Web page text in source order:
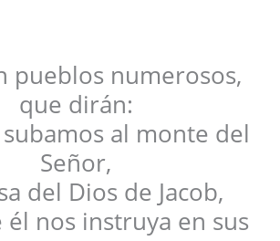
pueblos numerosos,
que dirán:
subamos al monte del
Señor,
del Dios de Jacob,
él nos instruya en sus